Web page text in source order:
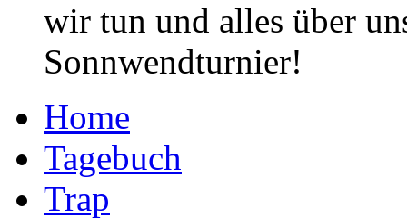
wir tun und alles über
Sonnwendturnier!
Home
Tagebuch
Trap